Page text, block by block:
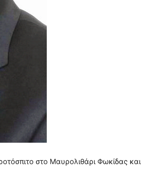
στο Μαυρολιθάρι Φωκίδας και